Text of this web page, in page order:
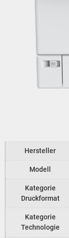
Hersteller
Modell
Kategorie
Druckformat
Kategorie
Technologie